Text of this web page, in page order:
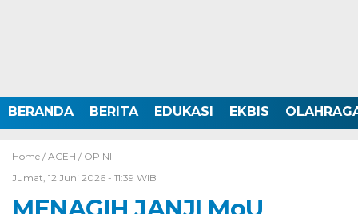
BERANDA BERITA EDUKASI EKBIS
Home / ACEH / OPINI
Jumat, 12 Juni 2026 - 11:39 WIB